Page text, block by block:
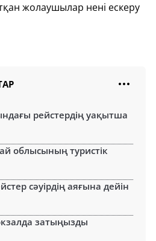
жолаушылар нені ескеру
рейстердің уақытша
облысының туристік
сәуірдің аяғына дейін
затыңызды